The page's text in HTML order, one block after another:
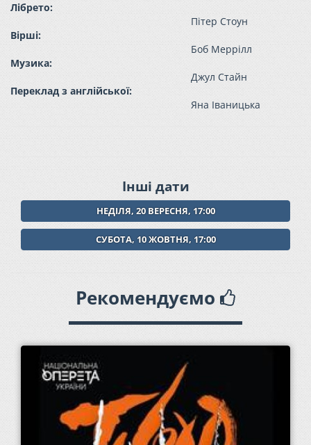
Лібрето:
Пітер Стоун
Вірші:
Боб Меррілл
Музика:
Джул Стайн
Переклад з англійської:
Яна Іваницька
Інші дати
НЕДІЛЯ, 20 ВЕРЕСНЯ, 17:00
СУБОТА, 10 ЖОВТНЯ, 17:00
Рекомендуємо